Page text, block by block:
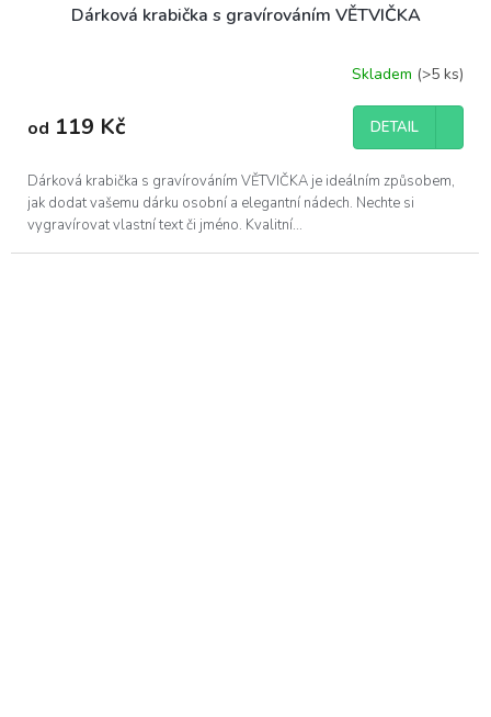
Dárková krabička s gravírováním VĚTVIČKA
Skladem (>5 ks)
od 119 Kč DETAIL
Dárková krabička s gravírováním VĚTVIČKA je ideálním způsobem,
jak dodat vašemu dárku osobní a elegantní nádech. Nechte si
vygravírovat vlastní text či jméno. Kvalitní...